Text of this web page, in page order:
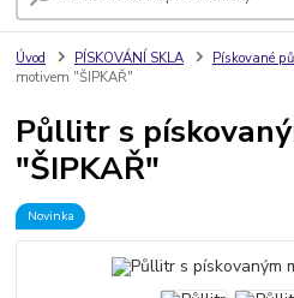
Úvod PÍSKOVÁNÍ SKLA Pískované
motivem "ŠIPKAŘ"
Půllitr s
"ŠIPKAŘ"
Novinka